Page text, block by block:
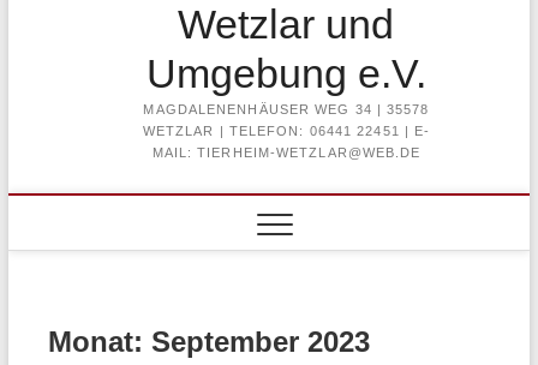
Wetzlar und
Umgebung e.V.
MAGDALENENHÄUSER WEG 34 | 35578
WETZLAR | TELEFON: 06441 22451 | E-
MAIL: TIERHEIM-WETZLAR@WEB.DE
Monat: September 2023